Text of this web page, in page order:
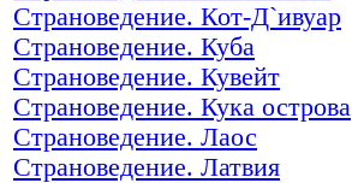
Страноведение. Кот-Д`ивуар
Страноведение. Куба
Страноведение. Кувейт
Страноведение. Кука острова
Страноведение. Лаос
Страноведение. Латвия